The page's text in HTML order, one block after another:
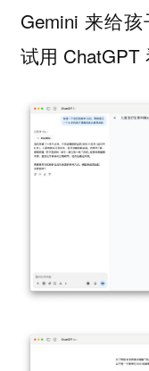
Gemini 来给
试用 ChatGPT